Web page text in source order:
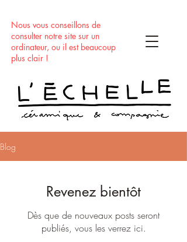
Nous vous conseillons de
consulter notre site sur un
ordinateur, ou il est beaucoup
plus clair !
Blog
Revenez bientôt
Dès que de nouveaux posts seront
publiés, vous les verrez ici.